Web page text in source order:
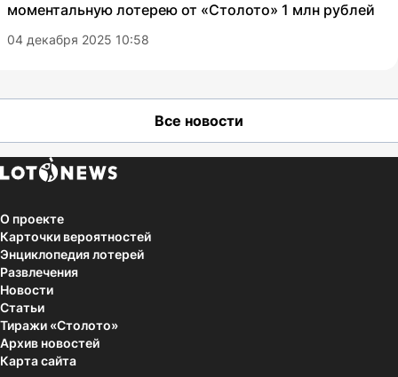
моментальную лотерею от «Столото» 1 млн рублей
04 декабря 2025 10:58
Все новости
О проекте
Карточки вероятностей
Энциклопедия лотерей
Развлечения
Новости
Статьи
Тиражи «Столото»
Архив новостей
Карта сайта